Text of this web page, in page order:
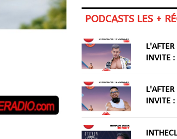
PODCASTS LES +
INVITE
INVITE